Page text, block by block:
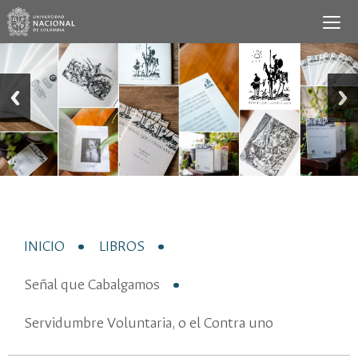
INICIO LIBROS
Señal que Cabalgamos
Servidumbre Voluntaria, o el Contra uno